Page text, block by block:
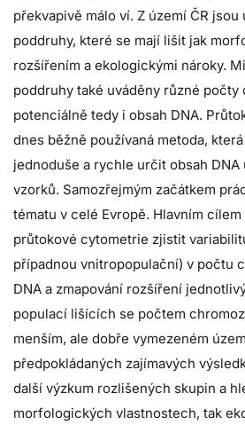
překvapivě málo ví. Z území ČR jsou
poddruhy, které se mají lišit jak
rozšířením a ekologickými nároky.
poddruhy také uváděny různé počty
potenciálně tedy i obsah DNA.
dnes běžně používaná metoda,
jednoduše a rychle určit obsah
vzorků. Samozřejmým začátkem
tématu v celé Evropě. Hlavním
průtokové cytometrie zjistit
případnou vnitropopulační) v počtu
DNA a zmapování rozšíření
populací lišících se počtem
menším, ale dobře vymezeném
předpokládaných zajímavých
další výzkum rozlišených skupin a
morfologických vlastnostech, tak